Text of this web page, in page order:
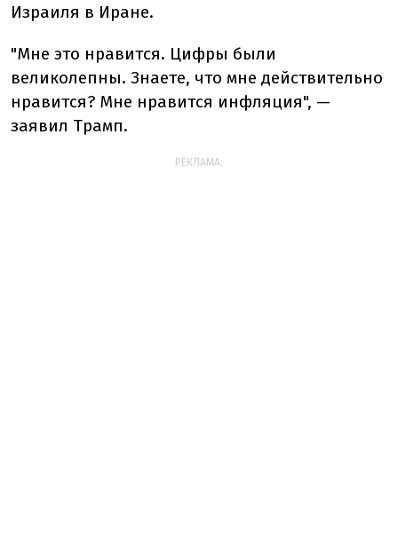
Израиля в Иране.
"Мне это нравится. Цифры были
великолепны. Знаете, что мне действительно
нравится? Мне нравится инфляция", —
заявил Трамп.
РЕКЛАМА: